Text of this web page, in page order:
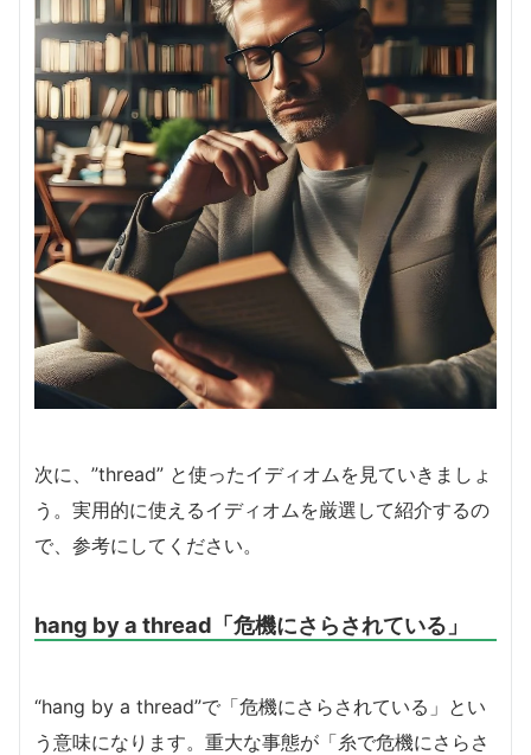
次に、”thread” と使ったイディオムを見ていきましょ
う。実用的に使えるイディオムを厳選して紹介するの
で、参考にしてください。
hang by a thread「危機にさらされている」
“hang by a thread”で「危機にさらされている」とい
う意味になります。重大な事態が「糸で危機にさらさ